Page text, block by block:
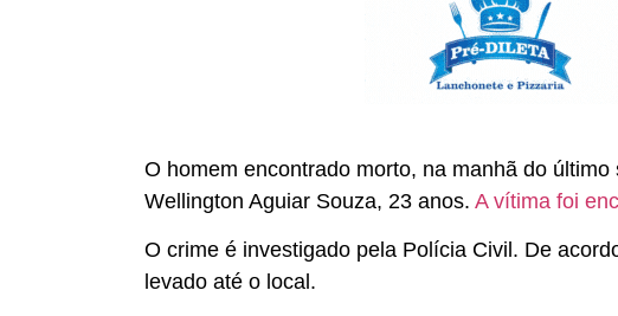
O homem encontrado morto, na manhã do
Wellington Aguiar Souza, 23 anos. A vítima foi
O crime é investigado pela Polícia Civil. De
levado até o local.